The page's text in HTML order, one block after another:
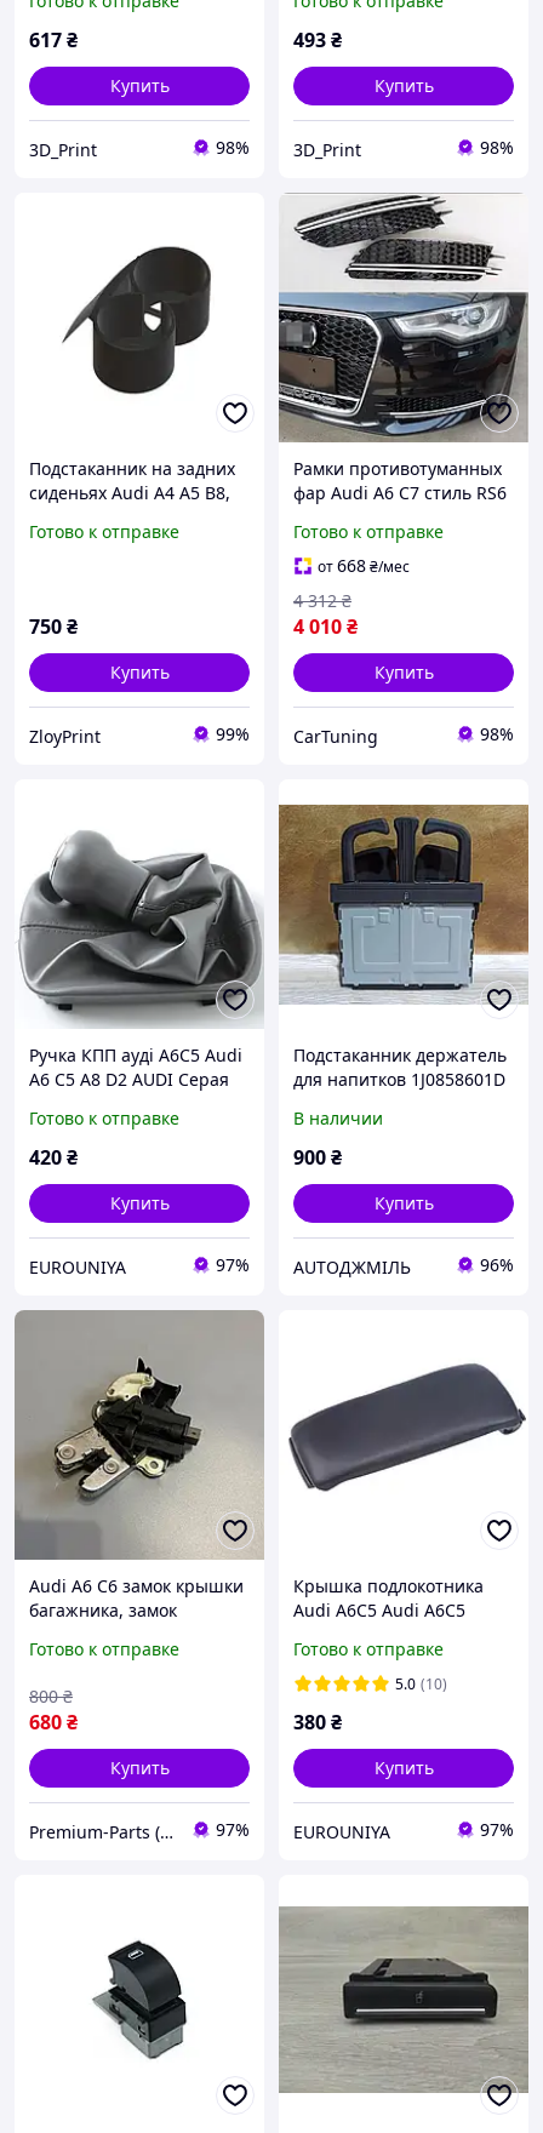
617₴
Купить
3D_Print 98%
493₴
Купить
3D_Print 98%
Подстаканник на задних
сиденьях Audi A4 A5 B8,
Готово к отправке
750₴
Купить
ZloyPrint 99%
Рамки противотуманных
фар Audi A6 C7 стиль RS6
Готово к отправке
от668₴/мес
4 010₴
4 312 ₴
Купить
СarTuning 98%
Ручка КПП ауді A6C5 Audi
A6 C5 A8 D2 AUDI Серая
Готово к отправке
420₴
Купить
EUROUNIYA 97%
Подстаканник держатель
для напитков 1J0858601D
Б8, А6 С7 AUDI A3, A5, A4
B8, A6 C7
В наличии
900₴
Купить
AUTOДЖМІЛЬ 96%
Audi A6 C6 замок крышки
багажника, замок
Готово к отправке
680₴
800 ₴
Купить
Premium-Parts ( BMW, VAG, Mercedes Benz ) 97%
Крышка подлокотника
Audi A6C5 Audi A6C5
Готово к отправке
5.0 (10)
380₴
Купить
EUROUNIYA 97%